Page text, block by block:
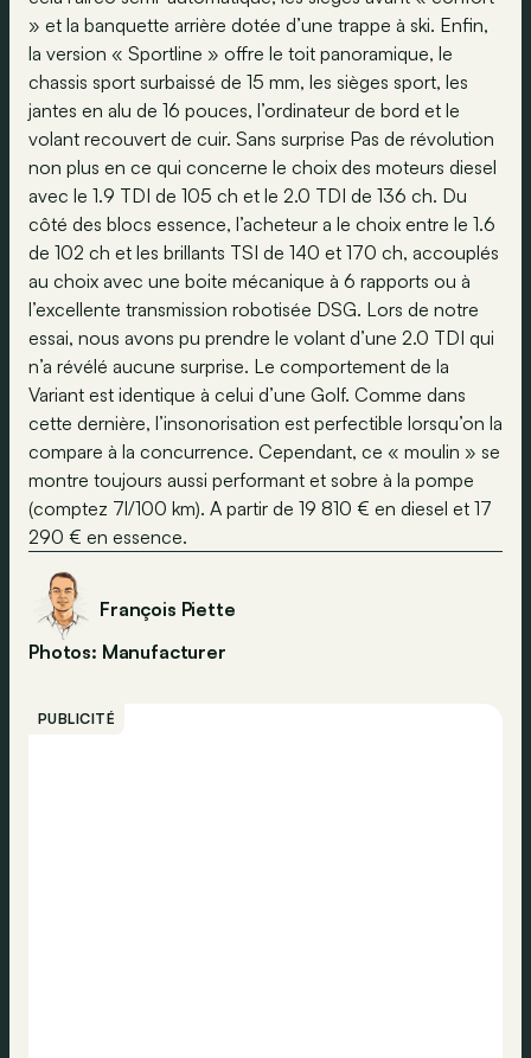
» et la banquette arrière dotée d’une trappe à ski. Enfin,
la version « Sportline » offre le toit panoramique, le
chassis sport surbaissé de 15 mm, les sièges sport, les
jantes en alu de 16 pouces, l’ordinateur de bord et le
volant recouvert de cuir. Sans surprise Pas de révolution
non plus en ce qui concerne le choix des moteurs diesel
avec le 1.9 TDI de 105 ch et le 2.0 TDI de 136 ch. Du
côté des blocs essence, l’acheteur a le choix entre le 1.6
de 102 ch et les brillants TSI de 140 et 170 ch, accouplés
au choix avec une boite mécanique à 6 rapports ou à
l’excellente transmission robotisée DSG. Lors de notre
essai, nous avons pu prendre le volant d’une 2.0 TDI qui
n’a révélé aucune surprise. Le comportement de la
Variant est identique à celui d’une Golf. Comme dans
cette dernière, l’insonorisation est perfectible lorsqu’on la
compare à la concurrence. Cependant, ce « moulin » se
montre toujours aussi performant et sobre à la pompe
(comptez 7l/100 km). A partir de 19 810 € en diesel et 17
290 € en essence.
François Piette
Photos: Manufacturer
PUBLICITÉ